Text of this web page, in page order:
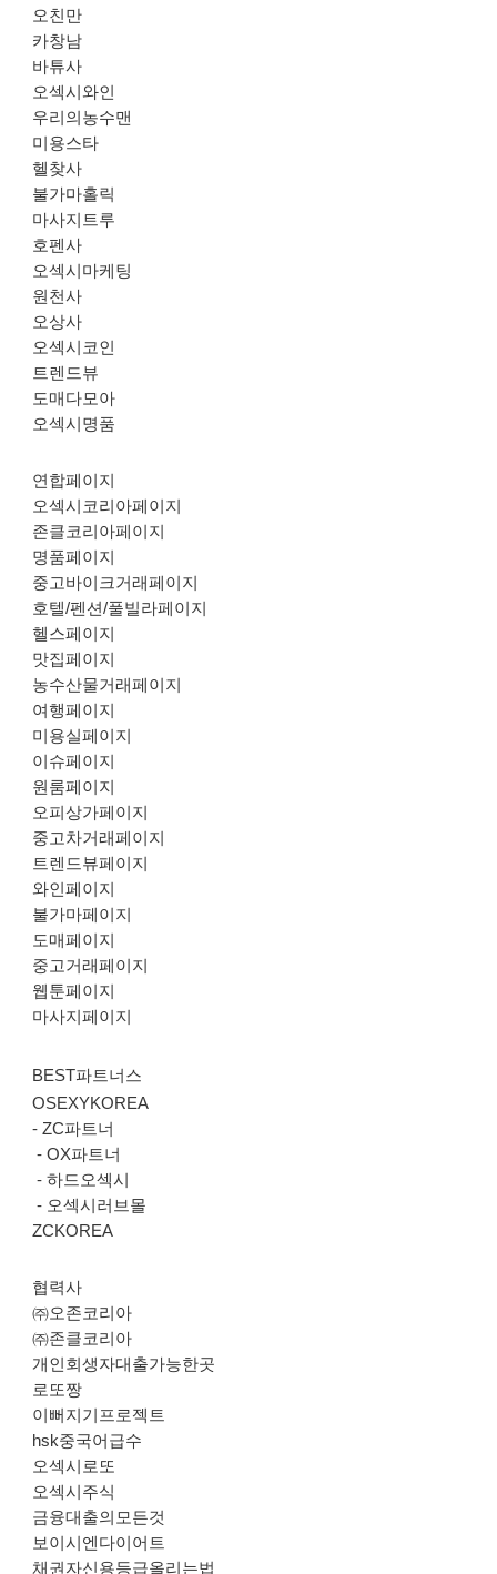
오친만
카창남
바튜사
오섹시와인
우리의농수맨
미용스타
헬찾사
불가마홀릭
마사지트루
호펜사
오섹시마케팅
원천사
오상사
오섹시코인
트렌드뷰
도매다모아
오섹시명품
연합페이지
오섹시코리아페이지
존클코리아페이지
명품페이지
중고바이크거래페이지
호텔/펜션/풀빌라페이지
헬스페이지
맛집페이지
농수산물거래페이지
여행페이지
미용실페이지
이슈페이지
원룸페이지
오피상가페이지
중고차거래페이지
트렌드뷰페이지
와인페이지
불가마페이지
도매페이지
중고거래페이지
웹툰페이지
마사지페이지
BEST파트너스
OSEXYKOREA
-ZC파트너
-OX파트너
-하드오섹시
- 오섹시러브몰
ZCKOREA
협력사
㈜오존코리아
㈜존클코리아
개인회생자대출가능한곳
로또짱
이뻐지기프로젝트
hsk중국어급수
오섹시로또
오섹시주식
금융대출의모든것
보이시엔다이어트
채권자신용등급올리는법